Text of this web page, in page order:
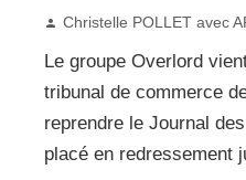
Christelle POLLET avec
Le groupe Overlord
tribunal de commerce
reprendre le Journal
placé en redressement